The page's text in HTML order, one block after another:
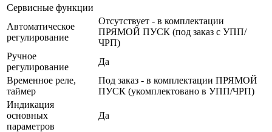
Сервисные функции
Автоматическое
регулирование
Отсутствует - в комплектации
ПРЯМОЙ ПУСК (под заказ с УПП/
ЧРП)
Ручное
регулирование
Да
Временное реле,
таймер
Под заказ - в комплектации ПРЯМОЙ
ПУСК (укомплектовано в УПП/ЧРП)
Индикация
основных
параметров
Да